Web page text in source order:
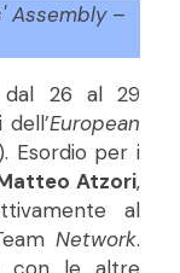
Assembly –
dal 26 al 29
European
Esordio per i
Atzori,
al
Network.